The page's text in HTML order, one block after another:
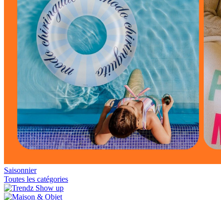
Saisonnier
Toutes les catégories